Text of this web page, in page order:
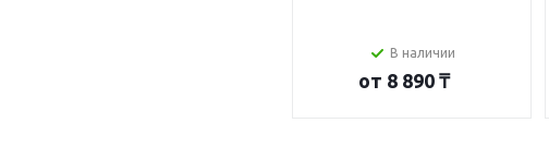
В наличии
от 8 890 ₸